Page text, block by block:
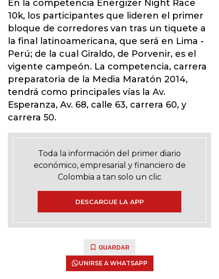
En la competencia Energizer Night Race
10k, los participantes que lideren el primer
bloque de corredores van tras un tiquete a
la final latinoamericana, que será en Lima -
Perú; de la cual Giraldo, de Porvenir, es el
vigente campeón. La competencia, carrera
preparatoria de la Media Maratón 2014,
tendrá como principales vías la Av.
Esperanza, Av. 68, calle 63, carrera 60, y
carrera 50.
Toda la información del primer diario
económico, empresarial y financiero de
Colombia a tan solo un clic
DESCARGUE LA APP
GUARDAR
UNIRSE A WHATSAPP